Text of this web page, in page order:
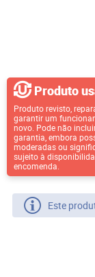
Produto
Produto revisto,
garantir um
novo. Pode não
garantia, embora
moderadas ou
sujeito à
encomenda.
Este